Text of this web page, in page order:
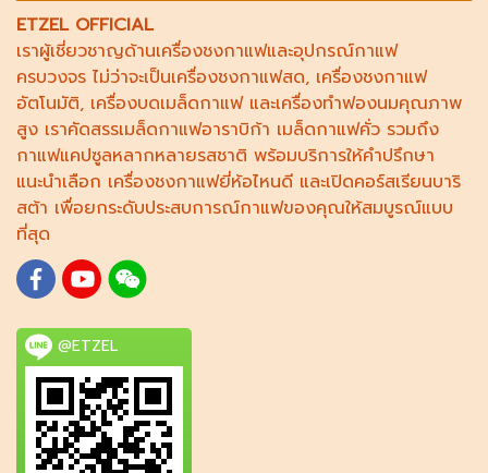
ETZEL OFFICIAL
เราผู้เชี่ยวชาญด้านเครื่องชงกาแฟและอุปกรณ์กาแฟ
ครบวงจร ไม่ว่าจะเป็นเครื่องชงกาแฟสด, เครื่องชงกาแฟ
อัตโนมัติ, เครื่องบดเมล็ดกาแฟและเครื่องทำฟองนมคุณภาพ
สูง เราคัดสรรเมล็ดกาแฟอาราบิก้า เมล็ดกาแฟคั่ว รวมถึง
กาแฟแคปซูลหลากหลายรสชาติ พร้อมบริการให้คำปรึกษา
แนะนำเลือก เครื่องชงกาแฟยี่ห้อไหนดี และเปิดคอร์สเรียนบาริ
สต้า เพื่อยกระดับประสบการณ์กาแฟของคุณให้สมบูรณ์แบบ
ที่สุด
@ETZEL